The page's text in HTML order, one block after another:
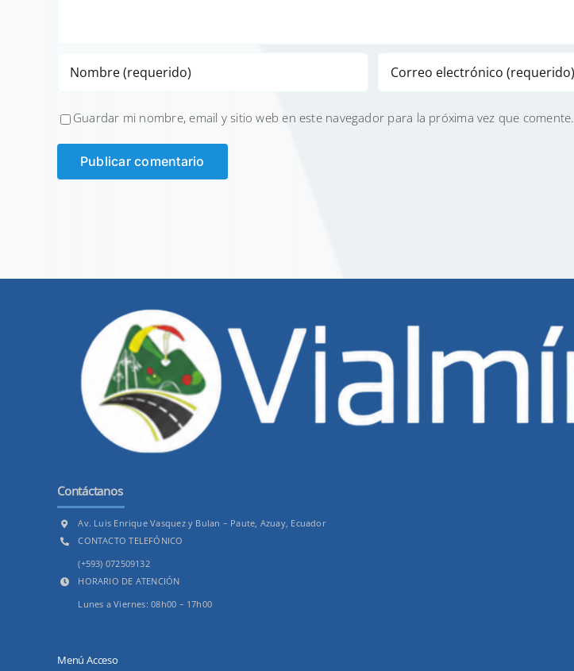
Guardar mi nombre, email y sitio web en este navegador para la próxima vez que comente.
Contáctanos
Av. Luis Enrique Vasquez y Bulan – Paute, Azuay, Ecuador
CONTACTO TELEFÓNICO
(+593) 072509132
HORARIO DE ATENCIÓN
Lunes a Viernes: 08h00 – 17h00
Menú Acceso